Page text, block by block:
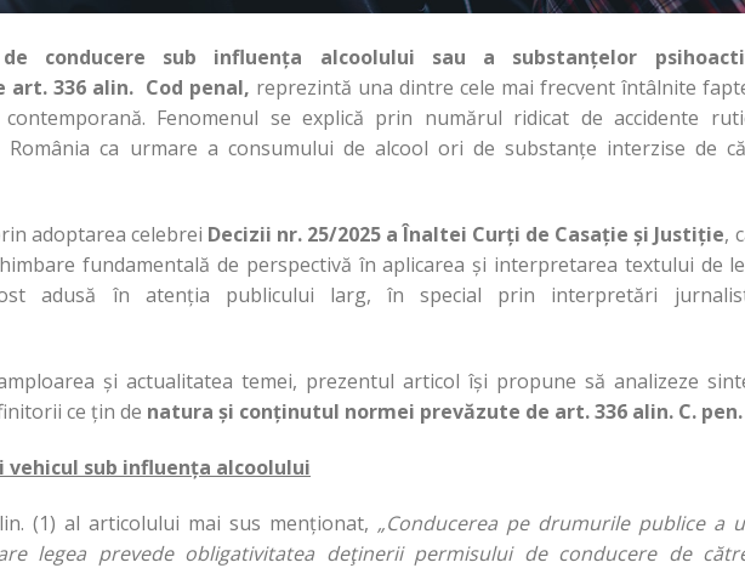
conducere sub influența alcoolului sau a substanțelor
336 alin. Cod penal, reprezintă una dintre cele mai frecvent întâlnite
contemporană. Fenomenul se explică prin numărul ridicat de accidente
ca urmare a consumului de alcool ori de substanțe interzise de
adoptarea celebrei Decizii nr. 25/2025 a Înaltei Curți de Casație și Justiție,
fundamentală de perspectivă în aplicarea și interpretarea textului de
adusă în atenția publicului larg, în special prin interpretări
și actualitatea temei, prezentul articol își propune să analizeze
ce țin de natura și conținutul normei prevăzute de art. 336 alin. C. pen.
vehicul sub influența alcoolului
(1) al articolului mai sus menționat, „Conducerea pe drumurile publice a
legea prevede obligativitatea deţinerii permisului de conducere de